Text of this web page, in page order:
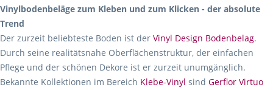
Vinylbodenbeläge zum Kleben und zum Klicken - der absolute
Trend
Der zurzeit beliebteste Boden ist der Vinyl Design Bodenbelag.
Durch seine realitätsnahe Oberflächenstruktur, der einfachen
Pflege und der schönen Dekore ist er zurzeit unumgänglich.
Bekannte Kollektionen im Bereich Klebe-Vinyl sind Gerflor Virtuo